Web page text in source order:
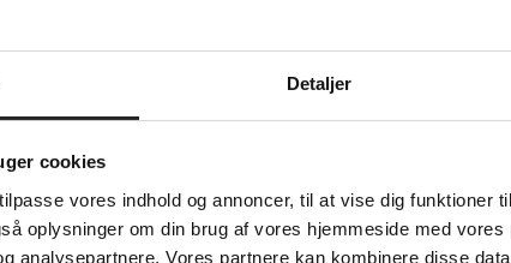
Detaljer
cookies
vores indhold og annoncer, til at vise dig funktioner
oplysninger om din brug af vores hjemmeside med vores
analysepartnere. Vores partnere kan kombinere disse